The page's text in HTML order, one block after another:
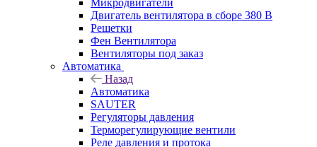
Микродвигатели
Двигатель вентилятора в сборе 380 В
Решетки
Фен Вентилятора
Вентиляторы под заказ
Автоматика
Назад
Автоматика
SAUTER
Регуляторы давления
Терморегулирующие вентили
Реле давления и протока